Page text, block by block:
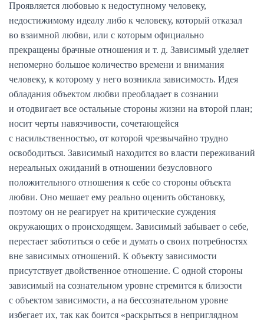
Проявляется любовью к недоступному человеку,
недостижимому идеалу либо к человеку, который отказал
во взаимной любви, или с которым официально
прекращены брачные отношения и т. д. Зависимый уделяет
непомерно большое количество времени и внимания
человеку, к которому у него возникла зависимость. Идея
обладания объектом любви преобладает в сознании
и отодвигает все остальные стороны жизни на второй план;
носит черты навязчивости, сочетающейся
с насильственностью, от которой чрезвычайно трудно
освободиться. Зависимый находится во власти переживаний
нереальных ожиданий в отношении безусловного
положительного отношения к себе со стороны объекта
любви. Оно мешает ему реально оценить обстановку,
поэтому он не реагирует на критические суждения
окружающих о происходящем. Зависимый забывает о себе,
перестает заботиться о себе и думать о своих потребностях
вне зависимых отношений. К объекту зависимости
присутствует двойственное отношение. С одной стороны
зависимый на сознательном уровне стремится к близости
с объектом зависимости, а на бессознательном уровне
избегает их, так как боится «раскрыться в неприглядном